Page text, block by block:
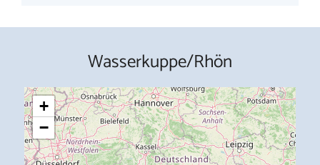
Wasserkuppe/Rhön
+
−